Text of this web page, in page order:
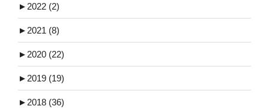
► 2022 (2)
► 2021 (8)
► 2020 (22)
► 2019 (19)
► 2018 (36)